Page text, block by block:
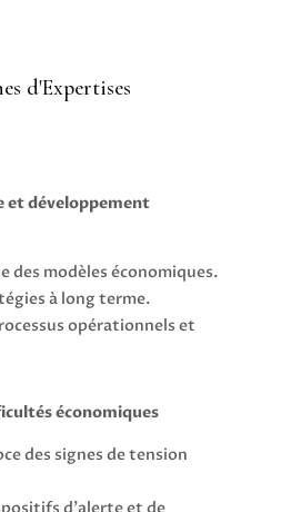
d'Expertises
et développement
des modèles économiques.
à long terme.
opérationnels et
économiques
des signes de tension